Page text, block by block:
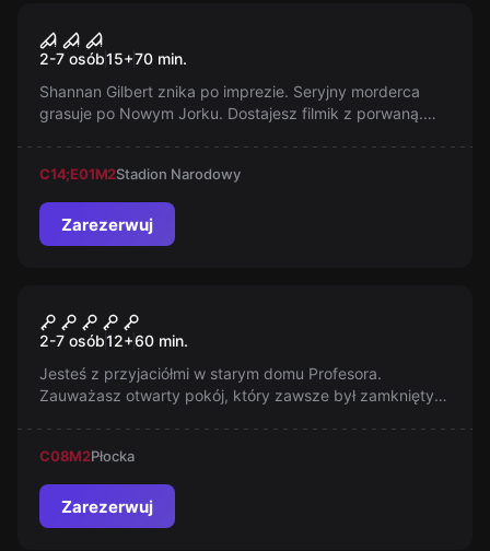
Dom Mordercy
2-7 osób15+70 min.
Shannan Gilbert znika po imprezie. Seryjny morderca
grasuje po Nowym Jorku. Dostajesz filmik z porwaną.
C14;E01M2Stadion Narodowy
Zarezerwuj
Narnia
2-7 osób12+60 min.
Jesteś z przyjaciółmi w starym domu Profesora.
Zauważasz otwarty pokój, który zawsze był zamknięty.
Czarownica...
C08M2Płocka
Zarezerwuj